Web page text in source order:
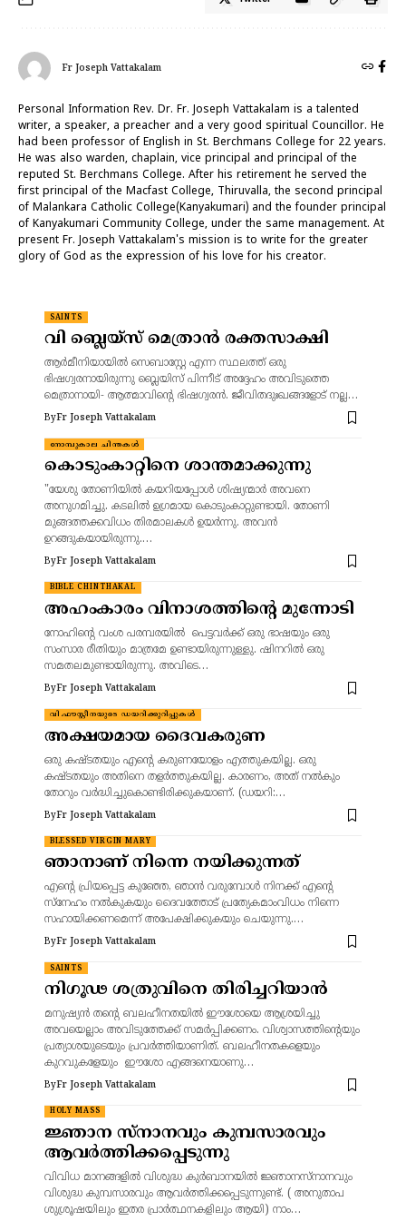
Fr Joseph Vattakalam
Personal Information Rev. Dr. Fr. Joseph Vattakalam is a talented
writer, a speaker, a preacher and a very good spiritual Councillor. He
had been professor of English in St. Berchmans College for 22 years.
He was also warden, chaplain, vice principal and principal of the
reputed St. Berchmans College. After his retirement he served the
first principal of the Macfast College, Thiruvalla, the second principal
of Malankara Catholic College(Kanyakumari) and the founder principal
of Kanyakumari Community College, under the same management. At
present Fr. Joseph Vattakalam's mission is to write for the greater
glory of God as the expression of his love for his creator.
SAINTS
വി ബ്ലെയ്‌സ് മെത്രാൻ രക്തസാക്ഷി
ആർമീനിയായിൽ സെബാസ്റ്റേ എന്ന സ്ഥലത്ത് ഒരു
ഭിഷഗ്വരനായിരുന്നു ബ്ലെയിസ് പിന്നീട് അദ്ദേഹം അവിടുത്തെ
മെത്രാനായി- ആത്മാവിന്റെ ഭിഷഗ്വരൻ. ജീവിതദുഃഖങ്ങളോട് നല്ല…
ByFr Joseph Vattakalam
നോമ്പുകാല ചിന്തകൾ
കൊടുംകാറ്റിനെ ശാന്തമാക്കുന്നു
"യേശു തോണിയിൽ കയറിയപ്പോൾ ശിഷ്യന്മാർ അവനെ
അനുഗമിച്ചു. കടലിൽ ഉഗ്രമായ കൊടുംകാറ്റുണ്ടായി. തോണി
മുങ്ങത്തക്കവിധം തിരമാലകൾ ഉയർന്നു. അവൻ
ഉറങ്ങുകയായിരുന്നു.…
ByFr Joseph Vattakalam
BIBLE CHINTHAKAL
അഹംകാരം വിനാശത്തിന്റെ മുന്നോടി
നോഹിന്റെ വംശ പരമ്പരയിൽ പെട്ടവർക്ക് ഒരു ഭാഷയും ഒരു
സംസാര രീതിയും മാത്രമേ ഉണ്ടായിരുന്നുള്ളു. ഷിനറിൽ ഒരു
സമതലമുണ്ടായിരുന്നു. അവിടെ…
ByFr Joseph Vattakalam
വി.ഫൗസ്റ്റീനയുടെ ഡയറിക്കുറിപ്പുകൾ
അക്ഷയമായ ദൈവകരുണ
ഒരു കഷ്ടതയും എന്റെ കരുണയോളം എത്തുകയില്ല. ഒരു
കഷ്ടതയും അതിനെ തളർത്തുകയില്ല. കാരണം, അത് നൽകും
തോറും വർദ്ധിച്ചുകൊണ്ടിരിക്കുകയാണ്. (ഡയറി:…
ByFr Joseph Vattakalam
BLESSED VIRGIN MARY
ഞാനാണ് നിന്നെ നയിക്കുന്നത്
എന്റെ പ്രിയപ്പെട്ട കുഞ്ഞേ, ഞാൻ വരുമ്പോൾ നിനക്ക് എന്റെ
സ്നേഹം നൽകുകയും ദൈവത്തോട് പ്രത്യേകമാംവിധം നിന്നെ
സഹായിക്കണമെന്ന് അപേക്ഷിക്കുകയും ചെയുന്നു.…
ByFr Joseph Vattakalam
SAINTS
നിഗൂഢ ശത്രുവിനെ തിരിച്ചറിയാൻ
മനുഷ്യൻ തന്റെ ബലഹീനതയിൽ ഈശോയെ ആശ്രയിച്ചു
അവയെല്ലാം അവിടുത്തേക്ക്‌ സമർപ്പിക്കണം. വിശ്വാസത്തിന്റെയും
പ്രത്യാശയുടെയും പ്രവർത്തിയാണിത്. ബലഹീനതകളെയും
കുറവുകളേയും ഈശോ എങ്ങനെയാണു…
ByFr Joseph Vattakalam
HOLY MASS
ജ്ഞാന സ്നാനവും കുമ്പസാരവും
ആവർത്തിക്കപ്പെടുന്നു
വിവിധ മാനങ്ങളിൽ വിശുദ്ധ കുർബാനയിൽ ജ്ഞാനസ്നാനവും
വിശുദ്ധ കുമ്പസാരവും ആവർത്തിക്കപ്പെടുന്നുണ്ട്. ( അനുതാപ
ശുശ്രൂഷയിലും ഇതര പ്രാർത്ഥനകളിലും ആയി) നാം…